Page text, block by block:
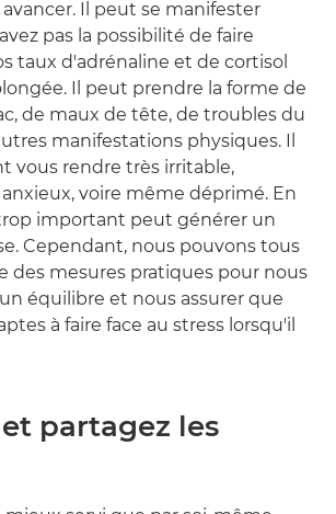
Il peut se manifester
pas la possibilité de faire
taux d'adrénaline et de cortisol
Il peut prendre la forme de
de maux de tête, de troubles du
manifestations physiques. Il
vous rendre très irritable,
voire même déprimé. En
important peut générer un
Cependant, nous pouvons tous
des mesures pratiques pour nous
équilibre et nous assurer que
à faire face au stress lorsqu'il
partagez les